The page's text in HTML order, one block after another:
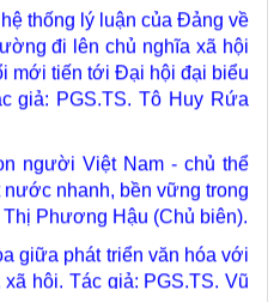
đi lên chủ nghĩa xã hội
mới tiến tới Đại hội đại biểu
giả: PGS.TS. Tô Huy Rứa
người Việt Nam - chủ thể
nước nhanh, bền vững trong
Phương Hậu (Chủ biên).
giữa phát triển văn hóa với
hội. Tác giả: PGS.TS. Vũ